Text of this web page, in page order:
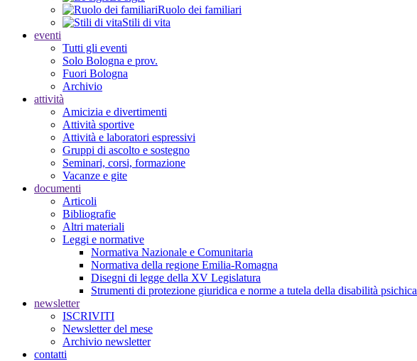
Ruolo dei familiari
Stili di vita
eventi
Tutti gli eventi
Solo Bologna e prov.
Fuori Bologna
Archivio
attività
Amicizia e divertimenti
Attività sportive
Attività e laboratori espressivi
Gruppi di ascolto e sostegno
Seminari, corsi, formazione
Vacanze e gite
documenti
Articoli
Bibliografie
Altri materiali
Leggi e normative
Normativa Nazionale e Comunitaria
Normativa della regione Emilia-Romagna
Disegni di legge della XV Legislatura
Strumenti di protezione giuridica e norme a tutela della disabilità psichica
newsletter
ISCRIVITI
Newsletter del mese
Archivio newsletter
contatti